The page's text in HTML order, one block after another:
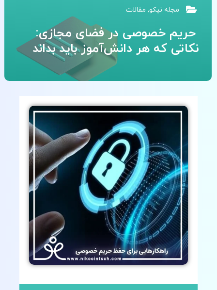
مجله نیکو, مقالات
حریم خصوصی در فضای مجازی:
نکاتی که هر دانش‌آموز باید بداند